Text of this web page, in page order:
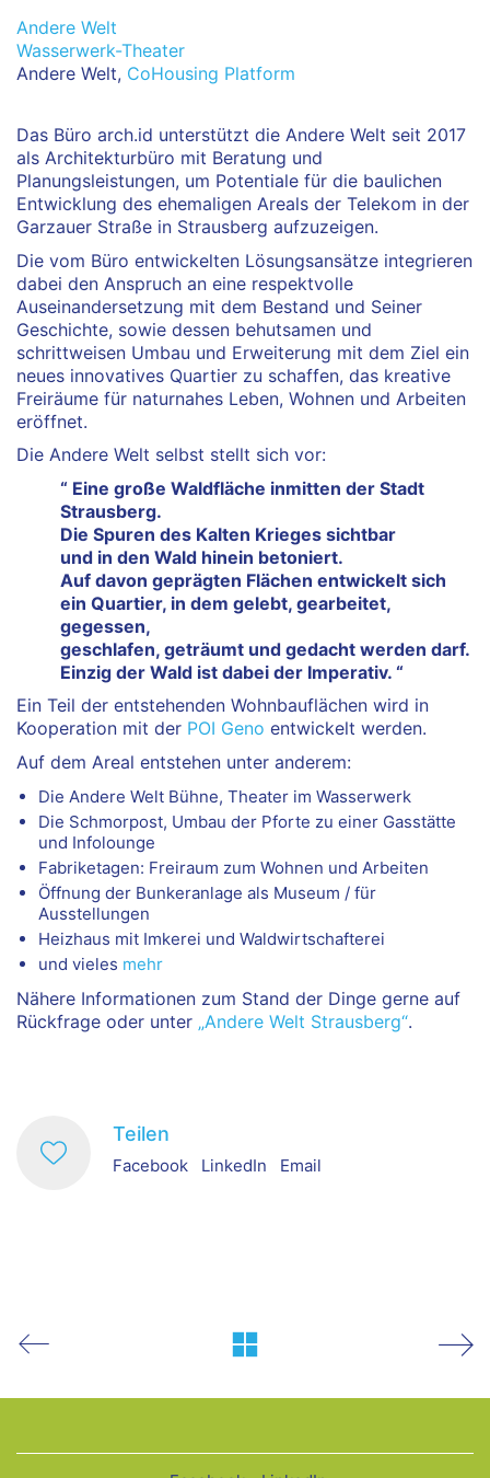
Andere Welt
Wasserwerk-Theater
Andere Welt, CoHousing Platform
Das Büro arch.id unterstützt die Andere Welt seit 2017
als Architekturbüro mit Beratung und
Planungsleistungen, um Potentiale für die baulichen
Entwicklung des ehemaligen Areals der Telekom in der
Garzauer Straße in Strausberg aufzuzeigen.
Die vom Büro entwickelten Lösungsansätze integrieren
dabei den Anspruch an eine respektvolle
Auseinandersetzung mit dem Bestand und Seiner
Geschichte, sowie dessen behutsamen und
schrittweisen Umbau und Erweiterung mit dem Ziel ein
neues innovatives Quartier zu schaffen, das kreative
Freiräume für naturnahes Leben, Wohnen und Arbeiten
eröffnet.
Die Andere Welt selbst stellt sich vor:
“ Eine große Waldfläche inmitten der Stadt
Strausberg.
Die Spuren des Kalten Krieges sichtbar
und in den Wald hinein betoniert.
Auf davon geprägten Flächen entwickelt sich
ein Quartier, in dem gelebt, gearbeitet,
gegessen,
geschlafen, geträumt und gedacht werden darf.
Einzig der Wald ist dabei der Imperativ. “
Ein Teil der entstehenden Wohnbauflächen wird in
Kooperation mit der POI Geno entwickelt werden.
Auf dem Areal entstehen unter anderem:
Die Andere Welt Bühne, Theater im Wasserwerk
Die Schmorpost, Umbau der Pforte zu einer Gasstätte
und Infolounge
Fabriketagen: Freiraum zum Wohnen und Arbeiten
Öffnung der Bunkeranlage als Museum / für
Ausstellungen
Heizhaus mit Imkerei und Waldwirtschafterei
und vieles mehr
Nähere Informationen zum Stand der Dinge gerne auf
Rückfrage oder unter „Andere Welt Strausberg“.
Teilen
Facebook LinkedIn Email